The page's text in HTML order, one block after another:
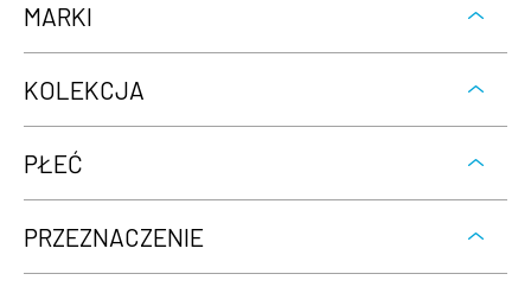
MARKI
KOLEKCJA
PŁEĆ
PRZEZNACZENIE